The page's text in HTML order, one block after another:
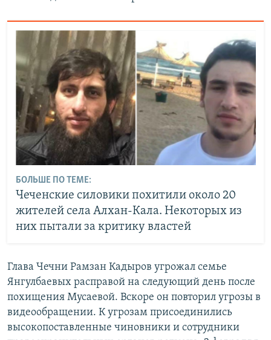
БОЛЬШЕ ПО ТЕМЕ:
Чеченские силовики похитили около 20
жителей села Алхан-Кала. Некоторых из
них пытали за критику властей
Глава Чечни Рамзан Кадыров угрожал семье
Янгулбаевых расправой на следующий день после
похищения Мусаевой. Вскоре он повторил угрозы в
видеообращении. К угрозам присоединились
высокопоставленные чиновники и сотрудники